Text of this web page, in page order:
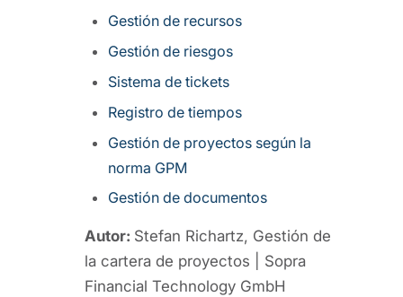
Gestión de recursos
Gestión de riesgos
Sistema de tickets
Registro de tiempos
Gestión de proyectos según la
norma GPM
Gestión de documentos
Autor: Stefan Richartz, Gestión de
la cartera de proyectos | Sopra
Financial Technology GmbH